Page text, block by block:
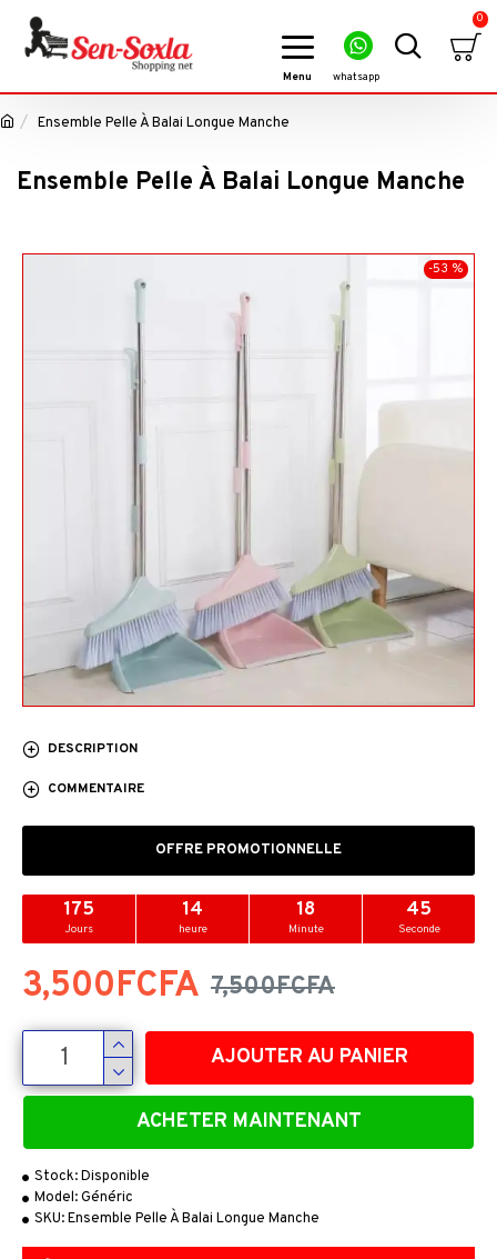
0
Ensemble Pelle À Balai Longue Manche
Ensemble Pelle À Balai Longue Manche
-53 %
DESCRIPTION
COMMENTAIRE
Stock:Disponible
Model:Généric
SKU:Ensemble Pelle À Balai Longue Manche
OFFRE PROMOTIONNELLE
175
Jours
14
heure
18
Minute
44
Seconde
3,500FCFA 7,500FCFA
AJOUTER AU PANIER
ACHETER MAINTENANT